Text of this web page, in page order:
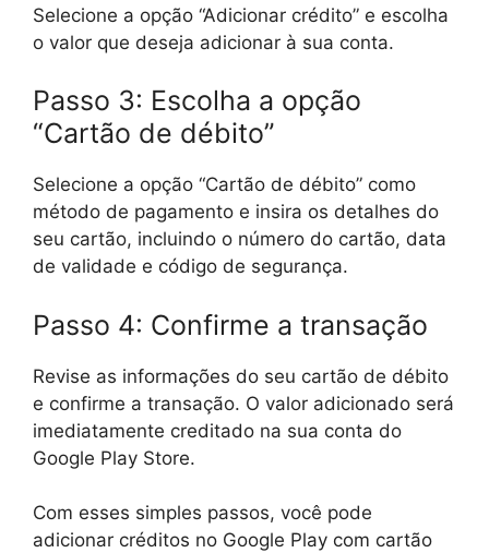
Selecione a opção “Adicionar crédito” e escolha
o valor que deseja adicionar à sua conta.
Passo 3: Escolha a opção
“Cartão de débito”
Selecione a opção “Cartão de débito” como
método de pagamento e insira os detalhes do
seu cartão, incluindo o número do cartão, data
de validade e código de segurança.
Passo 4: Confirme a transação
Revise as informações do seu cartão de débito
e confirme a transação. O valor adicionado será
imediatamente creditado na sua conta do
Google Play Store.
Com esses simples passos, você pode
adicionar créditos no Google Play com cartão